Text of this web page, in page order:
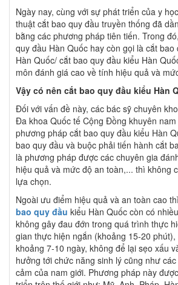
Ngày nay, cùng với sự phát triển của y
thuật cắt bao quy đầu truyền thống đã
bằng các phương pháp tiên tiến. Trong
quy đầu Hàn Quốc hay còn gọi là cắt
Hàn Quốc/ cắt bao quy đầu kiểu Hàn
môn đánh giá cao về tính hiệu quả và
Vậy có nên cắt bao quy đầu kiểu Hàn
Đối với vấn đề này, các bác sỹ chuyên
Đa khoa Quốc tế Cộng Đồng khuyên
phương pháp cắt bao quy đầu kiểu Hàn
bao quy đầu và buộc phải tiến hành cắt
là phương pháp được các chuyên gia
hiệu quả và mức độ an toàn,... thì không
lựa chọn.
Ngoài ưu điểm hiệu quả và an toàn cao
bao quy đầu kiểu Hàn Quốc còn có
không gây đau đớn trong quá trình thực
gian thực hiện ngắn (khoảng 15-20 phút),
khoảng 7-10 ngày, không để lại sẹo xấu
hưởng tới chức năng sinh lý cũng như
cảm của nam giới. Phương pháp này